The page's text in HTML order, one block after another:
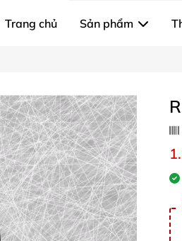
Trang chủ Sản phẩm